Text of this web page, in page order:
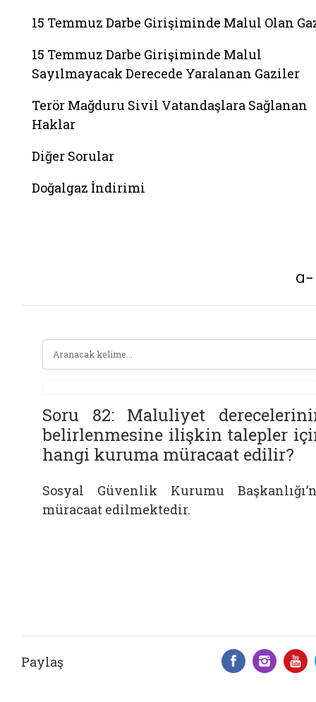
15 Temmuz Darbe Girişiminde Malul Olan
15 Temmuz Darbe Girişiminde Malul
Sayılmayacak Derecede Yaralanan Gaziler
Terör Mağduru Sivil Vatandaşlara Sağlanan
Haklar
Diğer Sorular
Doğalgaz İndirimi
Soru 82: Maluliyet
belirlenmesine ilişkin talepler
hangi kuruma müracaat edilir?
Sosyal Güvenlik Kurumu
müracaat edilmektedir.
Paylaş